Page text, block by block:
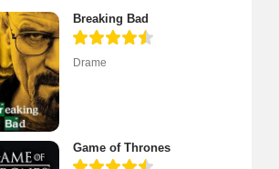
Breaking Bad
Drame
Game of Thrones